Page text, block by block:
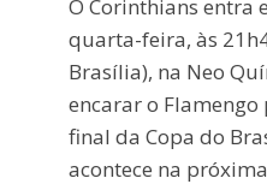
O Corinthians entra
quarta-feira, às
Brasília), na Neo
encarar o
final da Copa do
acontece na